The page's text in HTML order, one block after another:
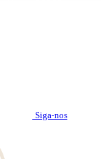
Siga-nos